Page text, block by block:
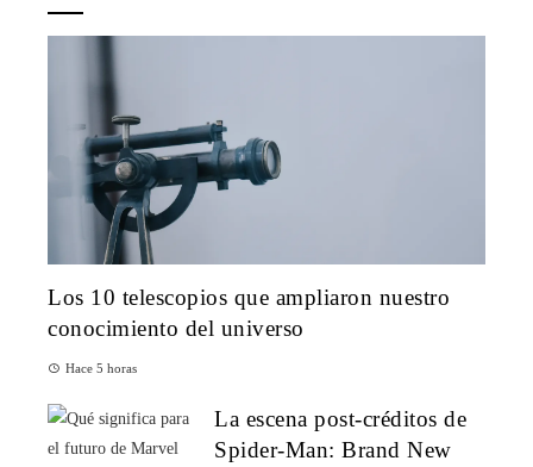
Los 10 telescopios que ampliaron nuestro
conocimiento del universo
Hace 5 horas
La escena post-créditos de
Spider-Man: Brand New